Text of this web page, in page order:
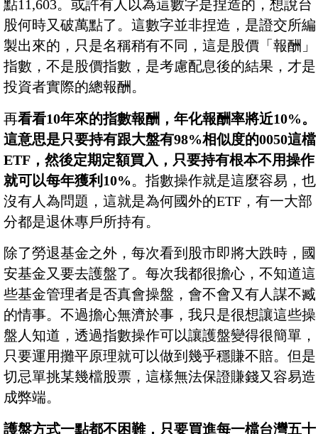
點11,603。或許有人以為這數字是捏造的，想說台
股何時又破萬點了。這數字並非捏造，是證交所編
製出來的，只是名稱稍有不同，這是股價「報酬」
指數，不是股價指數，是考慮配息後的結果，才是
投資者實際的總報酬。
再看看10年來的指數報酬，年化報酬率將近10%。
這意思是只要持有跟大盤有98%相似度的0050這檔
ETF，然後定期定額買入，只要持有根本不用操作
就可以每年獲利10%。指數操作就是這麼容易，也
沒有人為問題，這就是為何國外的ETF，有一大部
分都是退休專戶所持有。
除了勞退基金之外，每次看到股市即將大跌時，國
安基金又要去護盤了。每次我都很擔心，不知道這
些基金管理者是否真會操盤，會不會又有人謀不臧
的情事。不過擔心無濟於事，我只是很想讓這些操
盤人知道，透過指數操作可以讓護盤變得很簡單，
只要運用攤平原理就可以做到幾乎穩賺不賠。但是
切忌單挑某幾檔股票，這樣無法保證賺錢又容易造
成弊端。
護盤方式一點都不困難，只要買進每一檔台灣五十